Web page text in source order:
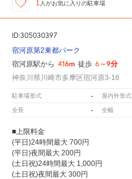
1 人がお気に入りの駐車場
ID:305030397
宿河原第2東都パーク
宿河原駅から 416m 徒歩 6～9分
神奈川県川崎市多摩区宿河原3-16
駐車場形式 - 屋内外形式
全長 - 全幅
■上限料金
(平日)24時間最大 700円
(平日)夜間最大 200円
(土日祝)24時間最大 1,000円
(土日祝)夜間最大 300円